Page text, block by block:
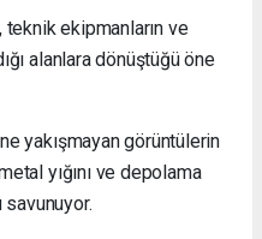
teknik ekipmanların ve
alanlara dönüştüğü öne
yakışmayan görüntülerin
yığını ve depolama
savunuyor.